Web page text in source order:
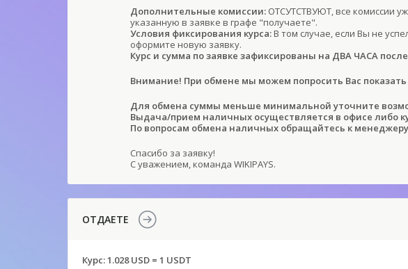
Дополнительные комиссии: ОТСУТСТВУЮТ, все комиссии
указанную в заявке в графе "получаете".
Условия фиксирования курса: В том случае, если Вы не
оформите новую заявку.
Курс и сумма по заявке зафиксированы на ДВА ЧАСА
Внимание! При обмене мы можем попросить Вас
Для обмена суммы меньше минимальной уточните
Выдача/прием наличных осуществляется в офисе либо
По вопросам обмена наличных обращайтесь к менеджеру
Спасибо за заявку!
С уважением, команда WIKIPAYS.
ОТДАЕТЕ
Курс:1.028 USD = 1 USDT